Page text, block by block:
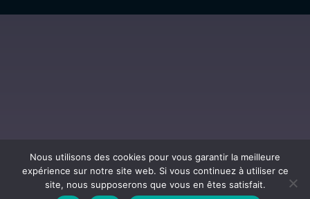
Nous utilisons des cookies pour vous garantir la meilleure
expérience sur notre site web. Si vous continuez à utiliser ce
site, nous supposerons que vous en êtes satisfait.